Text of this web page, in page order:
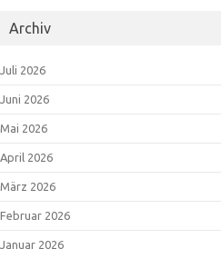
Archiv
Juli 2026
Juni 2026
Mai 2026
April 2026
März 2026
Februar 2026
Januar 2026